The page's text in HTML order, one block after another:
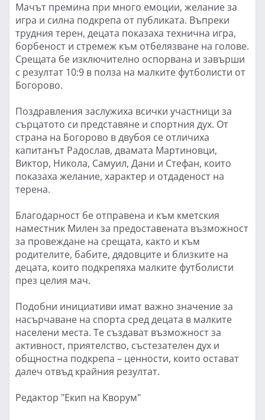
Мачът премина при много емоции, желание за
игра и силна подкрепа от публиката. Въпреки
трудния терен, децата показаха технична игра,
борбеност и стремеж към отбелязване на голове.
Срещата бе изключително оспорвана и завърши
с резултат 10:9 в полза на малките футболисти от
Богорово.
Поздравления заслужиха всички участници за
сърцатото си представяне и спортния дух. От
страна на Богорово в двубоя се отличиха
капитанът Радослав, двамата Мартиновци,
Виктор, Никола, Самуил, Дани и Стефан, които
показаха желание, характер и отдаденост на
терена.
Благодарност бе отправена и към кметския
наместник Милен за предоставената възможност
за провеждане на срещата, както и към
родителите, бабите, дядовците и близките на
децата, които подкрепяха малките футболисти
през целия мач.
Подобни инициативи имат важно значение за
насърчаване на спорта сред децата в малките
населени места. Те създават възможност за
активност, приятелство, състезателен дух и
общностна подкрепа – ценности, които остават
далеч отвъд крайния резултат.
Редактор "Екип на Кворум"